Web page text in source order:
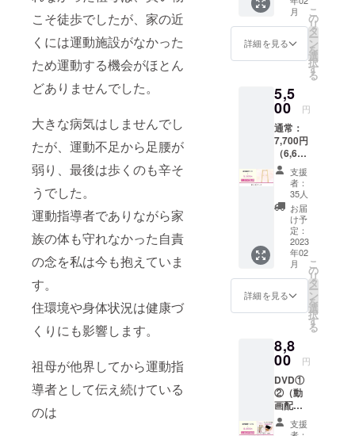
こそ徒歩でしたが、家の近
くには運動施設がなかった
ため運動する機会がほとん
どありませんでした。
大きな病気はしませんでし
たが、運動不足から足腰が
弱り、最後は歩くのも辛そ
うでした。
運動指導者でありながら家
族の体も守れなかった自責
の念を私は今も抱えていま
す。
住環境や身体状況は健康づ
くりにも影響します。
祖母が他界してから運動指
導者として伝え続けている
のは
名前を
ご記入
くださ
い。記
CAMPF
IREにて
使用さ
れてい
るハン
ドル
ネーム
を使用
させて
頂きま
すので
ご了承
くださ
い。ま
た、特
物を比
喩する
良俗に
反する
お名前
は掲載
をお断
りする
事が御
ステル
63%、
レーヨ
ン24%
4.4oz <
S: 身
丈/65c
m 身
幅/46c
m 肩
幅/41c
m 袖
丈/17c
m M:
身
丈/68c
m 身
幅/48c
m 肩
幅/42c
m 袖
丈/18c
m 身
幅/50c
m 肩
幅/44c
m 袖
丈/19c
m XL:
月
詳細を見る
こ
の
リ
タ
ー
ン
を
選
択
す
る
5,5
00 円
通常：
7,700円
（6,600
円+送料
1,100
円）
【から
だバー
の5つの
効果】
①肩甲
骨・体
幹の安
定性が
向上す
る ②固
のアプ
ローチ
を促す
ことが
できる
③エク
ササイ
ズの方
支援
者：
35人
お届
け予
定：
2023
年02
月
詳細を見る
こ
の
リ
タ
ー
ン
を
選
択
す
る
8,8
00 円
DVD①
②（動
画配信
付）※ス
マホ・
支援